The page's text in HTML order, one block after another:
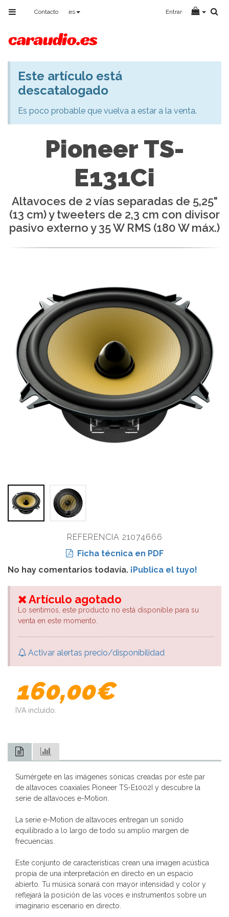
Toggle
navigation
Contacto es Entrar
Aviso
Este artículo está
descatalogado
Es poco probable que vuelva a estar a la venta.
Pioneer TS-
E131Ci
Altavoces de 2 vías separadas de 5,25"
(13 cm) y tweeters de 2,3 cm con divisor
pasivo externo y 35 W RMS (180 W máx.)
REFERENCIA 21074666
Ficha técnica en PDF
No hay comentarios todavía. ¡Publica el tuyo!
Artículo agotado
Lo sentimos, este producto no está disponible para su
venta en este momento.
Activar alertas precio/disponibilidad
160,00€
IVA incluido.
Sumérgete en las imágenes sónicas creadas por este par
de altavoces coaxiales Pioneer TS-E1002I y descubre la
serie de altavoces e-Motion.
La serie e-Motion de altavoces entregan un sonido
equilibrado a lo largo de todo su amplio margen de
frecuencias.
Este conjunto de características crean una imagen acústica
propia de una interpretación en directo en un espacio
abierto. Tu música sonará con mayor intensidad y color y
reflejará la posición de las voces e instrumentos sobre un
imaginario escenario en directo.